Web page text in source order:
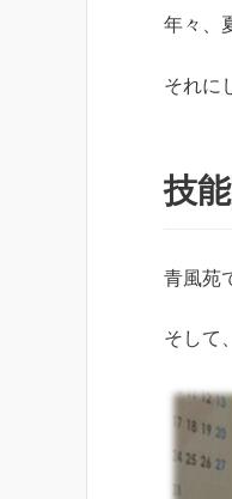
年々、
それに
技
青風苑
そして